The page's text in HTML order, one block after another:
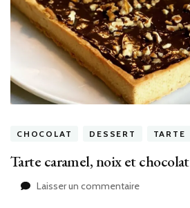
CHOCOLAT DESSERT TARTE
Tarte caramel, noix et chocolat
Laisser un commentairesur